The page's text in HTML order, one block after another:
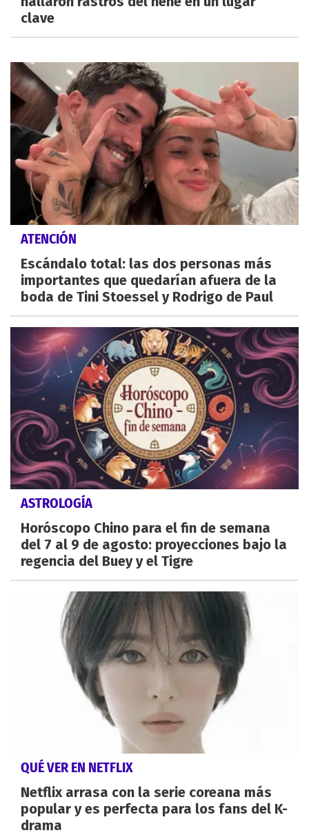
clave
ATENCIÓN
Escándalo total: las dos personas más
importantes que quedarían afuera de la
boda de Tini Stoessel y Rodrigo de Paul
ASTROLOGÍA
Horóscopo Chino para el fin de semana
del 7 al 9 de agosto: proyecciones bajo la
regencia del Buey y el Tigre
QUÉ VER EN NETFLIX
Netflix arrasa con la serie coreana más
popular y es perfecta para los fans del K-
drama